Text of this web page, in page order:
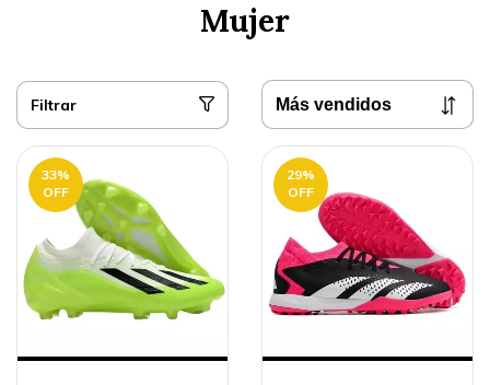
Mujer
Filtrar
33%
OFF
29%
OFF